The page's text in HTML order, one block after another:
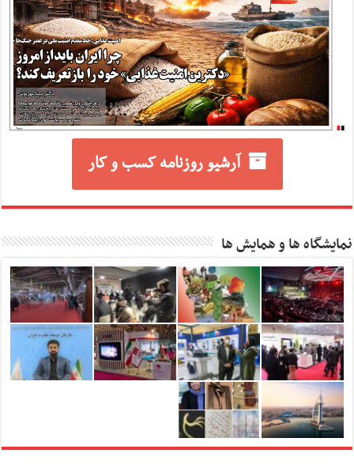
آرشیو روزنامه کسب و کار
نمایشگاه ها و همایش ها